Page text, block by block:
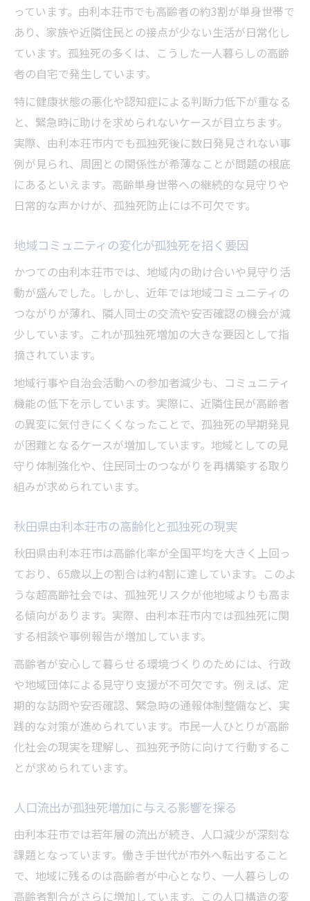
社会的孤立が引き起こす孤独死の実態解説
社会的孤立が孤独死に直結する現場を探る
孤独死を防ぐための見守り活動の現状
地域社会のサポート体制と孤独死対策
社会的孤立の背景を孤独死事例から学ぶ
高齢化社会で求められる孤独死予防の考え方
孤独死を減らすための地域包括支援の工夫
高齢者の心のケアが孤独死予防の鍵となる
支え合う地域づくりと孤独死抑制の方法
行政と住民が連携した孤独死防止活動
っています。由利本荘市でも高齢者の約3割が単身世帯で
あり、家族や近隣住民との接点が少ない生活が日常化し
ています。孤独死の多くは、こうした一人暮らしの高齢
者の自宅で発生しています。
特に健康状態の悪化や認知症による判断力低下が重なる
と、緊急時に助けを求められないケースが目立ちます。
実際、由利本荘市内でも孤独死後に数日発見されない事
例が見られ、周囲との関係性が希薄なことが問題の根底
にあるといえます。高齢単身世帯への継続的な見守りや
日常的な声かけが、孤独死防止には不可欠です。
地域コミュニティの変化が孤独死を招く要因
かつての由利本荘市では、地域内の助け合いや見守り活
動が盛んでした。しかし、近年では地域コミュニティの
つながりが薄れ、隣人同士の交流や安否確認の機会が減
少しています。これが孤独死増加の大きな要因として指
摘されています。
地域行事や自治会活動への参加者減少も、コミュニティ
機能の低下を示しています。実際に、近隣住民が高齢者
の異変に気付きにくくなったことで、孤独死の早期発見
が困難となるケースが増加しています。地域としての見
守り体制強化や、住民同士のつながりを再構築する取り
組みが求められています。
秋田県由利本荘市の高齢化と孤独死の現実
秋田県由利本荘市は高齢化率が全国平均を大きく上回っ
ており、65歳以上の割合は約4割に達しています。このよ
うな超高齢社会では、孤独死リスクが他地域よりも高ま
る傾向があります。実際、由利本荘市内では孤独死に関
する相談や事例報告が増加しています。
高齢者が安心して暮らせる環境づくりのためには、行政
や地域団体による見守り支援が不可欠です。例えば、定
期的な訪問や安否確認、緊急時の通報体制整備など、実
践的な対策が進められています。市民一人ひとりが高齢
化社会の現実を理解し、孤独死予防に向けて行動するこ
とが求められています。
人口流出が孤独死増加に与える影響を探る
由利本荘市では若年層の流出が続き、人口減少が深刻な
課題となっています。働き手世代が市外へ転出すること
で、地域に残るのは高齢者が中心となり、一人暮らしの
高齢者割合がさらに増加しています。この人口構造の変